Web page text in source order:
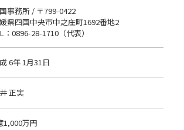
事務所 / 〒799-0422
県四国中央市中之庄町1692番地2
：0896-28-1710（代表）
6年 1月31日
正実
1,000万円